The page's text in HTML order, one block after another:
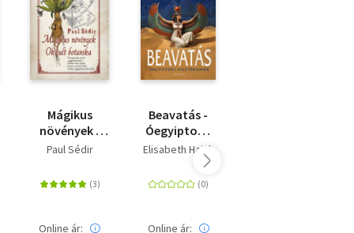
Mágikus
növények -
Okkult
Paul Sédir
Online ár:
Beavatás -
Óegyiptomi
misztériumok
- (Különleges
kiadás)
Elisabeth Haich
Online ár: